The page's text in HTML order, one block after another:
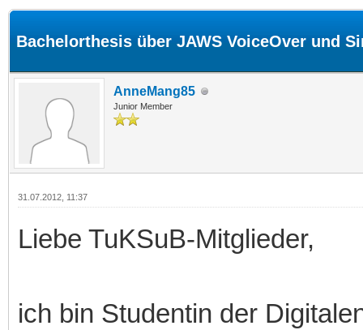
Bachelorthesis über JAWS VoiceOver und
AnneMang85
Junior Member
31.07.2012, 11:37
Liebe TuKSuB-Mitglieder,
ich bin Studentin der